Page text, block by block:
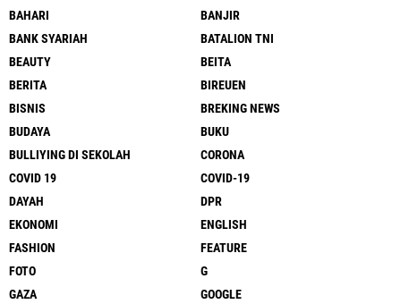
BAHARI
BANJIR
BANK SYARIAH
BATALION TNI
BEAUTY
BEITA
BERITA
BIREUEN
BISNIS
BREKING NEWS
BUDAYA
BUKU
BULLIYING DI SEKOLAH
CORONA
COVID 19
COVID-19
DAYAH
DPR
EKONOMI
ENGLISH
FASHION
FEATURE
FOTO
G
GAZA
GOOGLE